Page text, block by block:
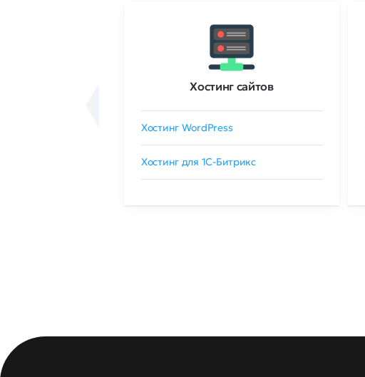
Хостинг сайтов
Хостинг WordPress
Хостинг для 1C-Битрикс